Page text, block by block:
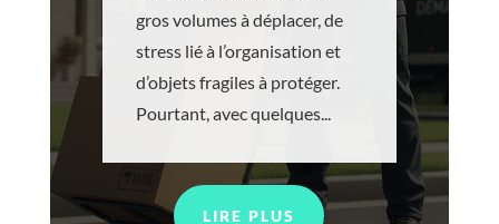
gros volumes à déplacer, de
stress lié à l’organisation et
d’objets fragiles à protéger.
Pourtant, avec quelques...
LIRE PLUS